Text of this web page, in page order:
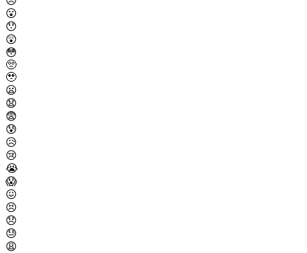
😮
😯
😲
😳
🥺
🥹
😦
😧
😨
😰
😥
😢
😭
😱
😖
😣
😞
😓
😩